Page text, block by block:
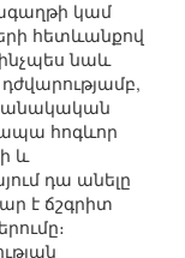
կամ
հետևանքով
նաև
հոգևոր
և
դա անելը
է ճշգրիտ